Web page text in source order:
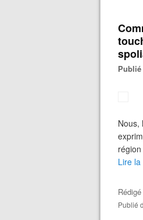
Nous,
Lire
Publié